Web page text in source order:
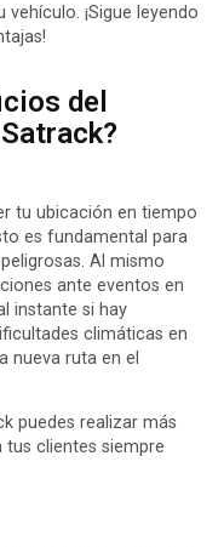
¡Sigue leyendo
del
tu ubicación en tiempo
es fundamental para
Al mismo
ante eventos en
instante si hay
climáticas en
nueva ruta en el
puedes realizar más
clientes siempre